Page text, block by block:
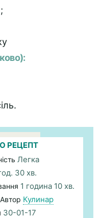
РЕЦЕПТ
Легка
30 хв.
1 година 10 хв.
Автор Кулинар
30-01-17